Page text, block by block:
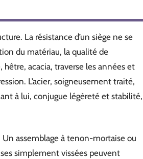
La résistance d’un siège ne se
du matériau, la qualité de
acacia, traverse les années et
L’acier, soigneusement traité,
à lui, conjugue légèreté et stabilité,
assemblage à tenon-mortaise ou
simplement vissées peuvent